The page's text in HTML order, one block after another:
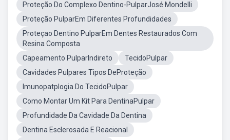
Proteção Do Complexo Dentino-PulparJosé Mondelli
Proteção PulparEm Diferentes Profundidades
Proteçao Dentino PulparEm Dentes Restaurados Com
Resina Composta
Capeamento PulparIndireto
TecidoPulpar
Cavidades Pulpares Tipos DeProteção
Imunopatplogia Do TecidoPulpar
Como Montar Um Kit Para DentinaPulpar
Profundidade Da Cavidade Da Dentina
Dentina Esclerosada E Reacional